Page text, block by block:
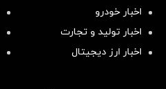
اخبار خودرو
اخبار تولید و تجارت
اخبار ارز دیجیتال